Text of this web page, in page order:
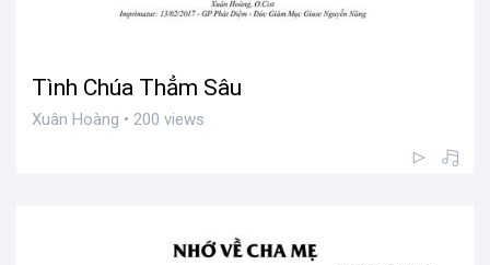
Tình Chúa Thẳm Sâu
Xuân Hoàng • 200 views